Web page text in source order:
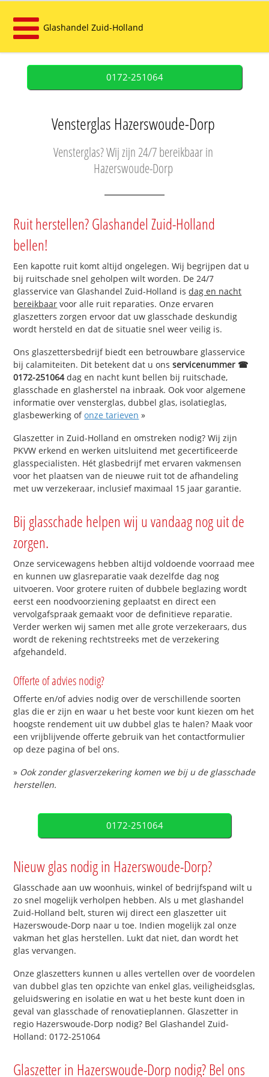
Glashandel Zuid-Holland
0172-251064
Vensterglas Hazerswoude-Dorp
Vensterglas? Wij zijn 24/7 bereikbaar in
Hazerswoude-Dorp
Ruit herstellen? Glashandel Zuid-Holland
bellen!
Een kapotte ruit komt altijd ongelegen. Wij begrijpen dat u
bij ruitschade snel geholpen wilt worden. De 24/7
glasservice van Glashandel Zuid-Holland isdag en nacht
bereikbaar voor alle ruit reparaties. Onze ervaren
glaszetters zorgen ervoor dat uw glasschade deskundig
wordt hersteld en dat de situatie snel weer veilig is.
Ons glaszettersbedrijf biedt een betrouwbare glasservice
bij calamiteiten. Dit betekent dat u onsservicenummer ☎
0172-251064dag en nacht kunt bellen bij ruitschade,
glasschade en glasherstel na inbraak. Ook voor algemene
informatie over vensterglas, dubbel glas, isolatieglas,
glasbewerking ofonze tarieven »
Glaszetter in Zuid-Holland en omstreken nodig? Wij zijn
PKVW erkend en werken uitsluitend met gecertificeerde
glasspecialisten. Hét glasbedrijf met ervaren vakmensen
voor het plaatsen van de nieuwe ruit tot de afhandeling
met uw verzekeraar, inclusief maximaal 15 jaar garantie.
Bij glasschade helpen wij u vandaag nog uit de
zorgen.
Onze servicewagens hebben altijd voldoende voorraad mee
en kunnen uw glasreparatie vaak dezelfde dag nog
uitvoeren. Voor grotere ruiten of dubbele beglazing wordt
eerst een noodvoorziening geplaatst en direct een
vervolgafspraak gemaakt voor de definitieve reparatie.
Verder werken wij samen met alle grote verzekeraars, dus
wordt de rekening rechtstreeks met de verzekering
afgehandeld.
Offerte of advies nodig?
Offerte en/of advies nodig over de verschillende soorten
glas die er zijn en waar u het beste voor kunt kiezen om het
hoogste rendement uit uw dubbel glas te halen? Maak voor
een vrijblijvende offerte gebruik van het contactformulier
op deze pagina of bel ons.
» Ook zonder glasverzekering komen we bij u de glasschade
herstellen.
0172-251064
Nieuw glas nodig in Hazerswoude-Dorp?
Glasschade aan uw woonhuis, winkel of bedrijfspand wilt u
zo snel mogelijk verholpen hebben. Als u met glashandel
Zuid-Holland belt, sturen wij direct een glaszetter uit
Hazerswoude-Dorp naar u toe. Indien mogelijk zal onze
vakman het glas herstellen. Lukt dat niet, dan wordt het
glas vervangen.
Onze glaszetters kunnen u alles vertellen over de voordelen
van dubbel glas ten opzichte van enkel glas, veiligheidsglas,
geluidswering en isolatie en wat u het beste kunt doen in
geval van glasschade of renovatieplannen. Glaszetter in
regio Hazerswoude-Dorp nodig? Bel Glashandel Zuid-
Holland: 0172-251064
Glaszetter in Hazerswoude-Dorp nodig? Bel ons